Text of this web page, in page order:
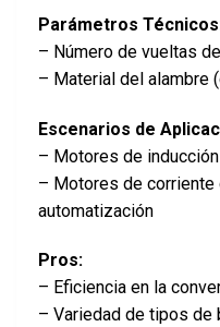
Parámetros
– Número de vueltas
– Material del alambre
Escenarios de
– Motores de
– Motores de corriente
automatización
Pros:
– Eficiencia en la
– Variedad de tipos de